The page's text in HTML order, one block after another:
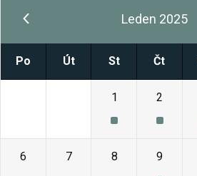
Leden 2025
Po Út St Čt
1 2
6 7 8 9